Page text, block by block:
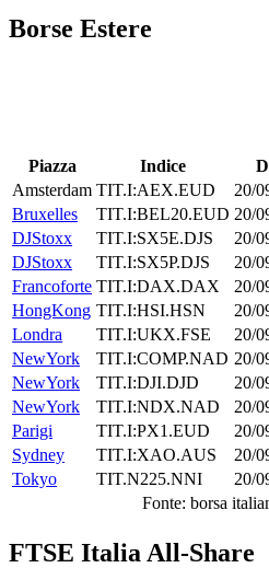
Borse Estere
Piazza Indice
Amsterdam TIT.I:AEX.EUD 20/
Bruxelles
TIT.I:BEL20.EUD 20/
DJStoxx
TIT.I:SX5E.DJS 20/
DJStoxx
TIT.I:SX5P.DJS 20/
Francoforte TIT.I:DAX.DAX 20/
HongKong TIT.I:HSI.HSN 20/
Londra
TIT.I:UKX.FSE 20/
NewYork
TIT.I:COMP.NAD 20/
NewYork
TIT.I:DJI.DJD 20/
NewYork
TIT.I:NDX.NAD 20/
Parigi
TIT.I:PX1.EUD 20/
Sydney
TIT.I:XAO.AUS 20/
Tokyo
TIT.N225.NNI 20/
Fonte: borsa
FTSE Italia All-Share